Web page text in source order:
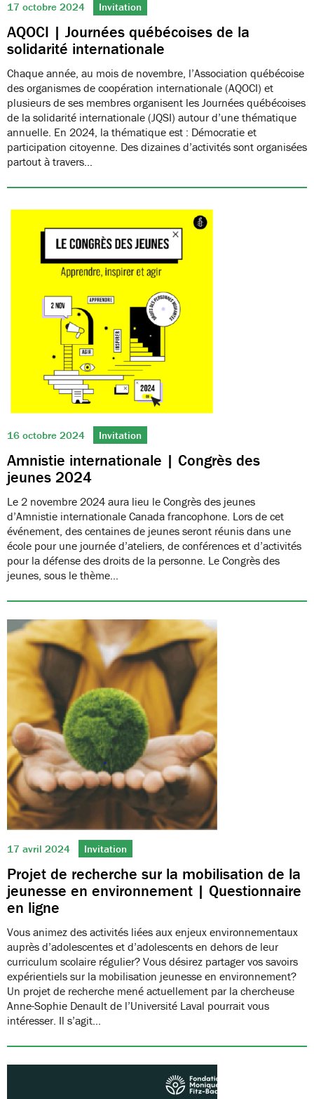
17 octobre 2024 Invitation
AQOCI | Journées québécoises de la
solidarité internationale
Chaque année, au mois de novembre, l’Association québécoise
des organismes de coopération internationale (AQOCI) et
plusieurs de ses membres organisent les Journées québécoises
de la solidarité internationale (JQSI) autour d’une thématique
annuelle. En 2024, la thématique est : Démocratie et
participation citoyenne. Des dizaines d’activités sont organisées
partout à travers…
16 octobre 2024 Invitation
Amnistie internationale | Congrès des
jeunes 2024
Le 2 novembre 2024 aura lieu le Congrès des jeunes
d’Amnistie internationale Canada francophone. Lors de cet
événement, des centaines de jeunes seront réunis dans une
école pour une journée d’ateliers, de conférences et d’activités
pour la défense des droits de la personne. Le Congrès des
jeunes, sous le thème…
17 avril 2024 Invitation
Projet de recherche sur la mobilisation de la
jeunesse en environnement | Questionnaire
en ligne
Vous animez des activités liées aux enjeux environnementaux
auprès d’adolescentes et d’adolescents en dehors de leur
curriculum scolaire régulier? Vous désirez partager vos savoirs
expérientiels sur la mobilisation jeunesse en environnement?
Un projet de recherche mené actuellement par la chercheuse
Anne-Sophie Denault de l’Université Laval pourrait vous
intéresser. Il s’agit…